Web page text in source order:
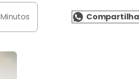
Minutos